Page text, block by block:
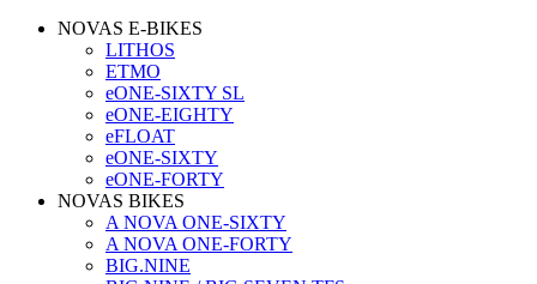
NOVAS E-BIKES
LITHOS
ETMO
eONE-SIXTY SL
eONE-EIGHTY
eFLOAT
eONE-SIXTY
eONE-FORTY
NOVAS BIKES
A NOVA ONE-SIXTY
A NOVA ONE-FORTY
BIG.NINE